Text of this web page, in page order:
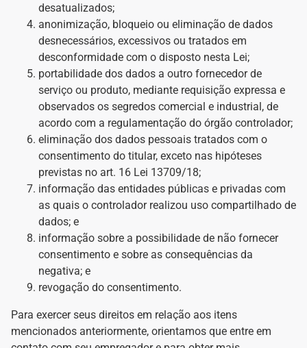
desatualizados;
anonimização, bloqueio ou eliminação de dados
desnecessários, excessivos ou tratados em
desconformidade com o disposto nesta Lei;
portabilidade dos dados a outro fornecedor de
serviço ou produto, mediante requisição expressa e
observados os segredos comercial e industrial, de
acordo com a regulamentação do órgão controlador;
eliminação dos dados pessoais tratados com o
consentimento do titular, exceto nas hipóteses
previstas no art. 16 Lei 13709/18;
informação das entidades públicas e privadas com
as quais o controlador realizou uso compartilhado de
dados; e
informação sobre a possibilidade de não fornecer
consentimento e sobre as consequências da
negativa; e
revogação do consentimento.
Para exercer seus direitos em relação aos itens
mencionados anteriormente, orientamos que entre em